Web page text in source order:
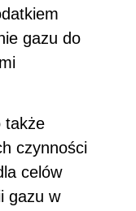
gazu do
także
czynności
celów
gazu w